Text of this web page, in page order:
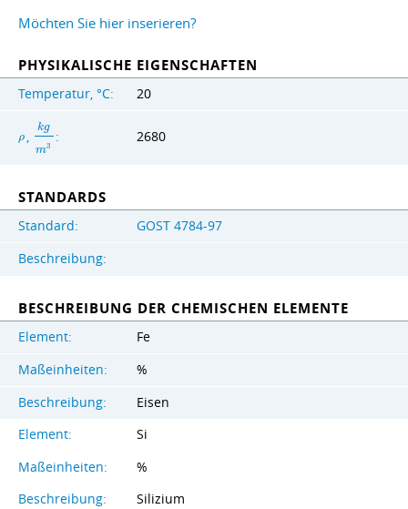
Möchten Sie hier inserieren?
PHYSIKALISCHE EIGENSCHAFTEN
Temperatur, °C: 20
ρ
kg
m3
: 2680
STANDARDS
Standard:
GOST 4784-97
Beschreibung:
BESCHREIBUNG DER CHEMISCHEN ELEMENTE
Element:
Fe
Maßeinheiten:
%
Beschreibung:
Eisen
Element:
Si
Maßeinheiten:
%
Beschreibung:
Silizium